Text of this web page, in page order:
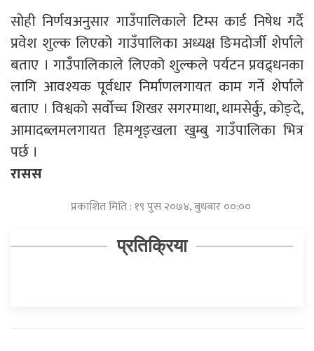
सोही निर्णयअनुसार गाउँपालिकाले टिम्स कार्ड निषेध गर्दै
प्रवेश शुल्क लिएको गाउँपालिका अध्यक्ष ङिमदोर्जी शेर्पाले
बताए । गाउँपालिकाले लिएको शुल्कले पर्यटन प्रवद्र्धनका
लागि आवश्यक पूर्वधार निर्माणलगायत काम गर्ने शेर्पाले
बताए । विश्वको सर्वोच्च शिखर सगरमाथा, थामसेर्कु, कोङ्दे,
आमादब्लमलगायत हिमशृङ्खला खुम्बु गाउँपालिका भित्र
पर्छ ।
रासस
प्रकाशित मिति : १९ पुस २०७४, बुधबार ००:००
प्रतिक्रिया